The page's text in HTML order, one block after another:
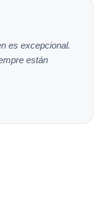
es excepcional.
están